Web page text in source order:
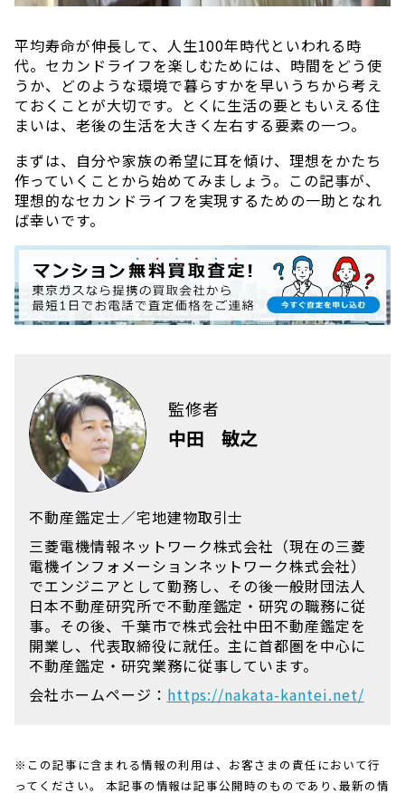
平均寿命が伸長して、人生100年時代といわれる時
代。セカンドライフを楽しむためには、時間をどう使
うか、どのような環境で暮らすかを早いうちから考え
ておくことが大切です。とくに生活の要ともいえる住
まいは、老後の生活を大きく左右する要素の一つ。
まずは、自分や家族の希望に耳を傾け、理想をかたち
作っていくことから始めてみましょう。この記事が、
理想的なセカンドライフを実現するための一助となれ
ば幸いです。
監修者
中田 敏之
不動産鑑定士／宅地建物取引士
三菱電機情報ネットワーク株式会社（現在の三菱
電機インフォメーションネットワーク株式会社）
でエンジニアとして勤務し、その後一般財団法人
日本不動産研究所で不動産鑑定・研究の職務に従
事。その後、千葉市で株式会社中田不動産鑑定を
開業し、代表取締役に就任。主に首都圏を中心に
不動産鑑定・研究業務に従事しています。
会社ホームページ： https://nakata-kantei.net/
※この記事に含まれる情報の利用は、お客さまの責任において行
ってください。 本記事の情報は記事公開時のものであり､最新の情